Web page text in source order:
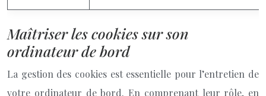
Maîtriser les cookies sur son
ordinateur de bord
La gestion des cookies est essentielle pour l’entretien de
votre ordinateur de bord. En comprenant leur rôle, en